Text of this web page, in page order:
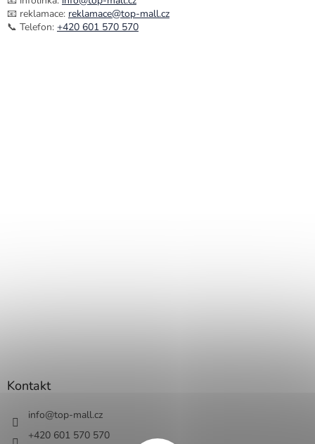
📧 reklamace: reklamace@top-mall.cz
📞 Telefon: +420 601 570 570
Kontakt
info@top-mall.cz
+420 601 570 570